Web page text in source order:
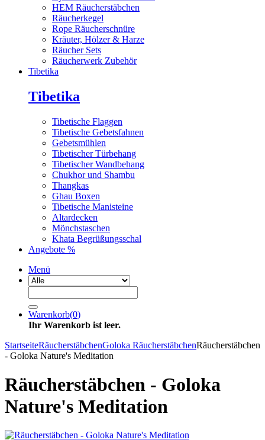
HEM Räucherstäbchen
Räucherkegel
Rope Räucherschnüre
Kräuter, Hölzer & Harze
Räucher Sets
Räucherwerk Zubehör
Tibetika
Tibetika
Tibetische Flaggen
Tibetische Gebetsfahnen
Gebetsmühlen
Tibetischer Türbehang
Tibetischer Wandbehang
Chukhor und Shambu
Thangkas
Ghau Boxen
Tibetische Manisteine
Altardecken
Mönchstaschen
Khata Begrüßungsschal
Angebote %
Menü
Warenkorb(0)
Ihr Warenkorb ist leer.
StartseiteRäucherstäbchenGoloka RäucherstäbchenRäucherstäbchen
- Goloka Nature's Meditation
Räucherstäbchen - Goloka
Nature's Meditation